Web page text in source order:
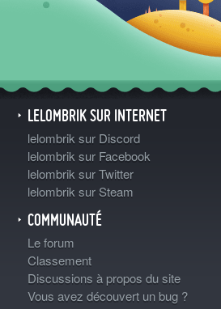
LELOMBRIK SUR INTERNET
lelombrik sur Discord
lelombrik sur Facebook
lelombrik sur Twitter
lelombrik sur Steam
COMMUNAUTÉ
Le forum
Classement
Discussions à propos du site
Vous avez découvert un bug ?